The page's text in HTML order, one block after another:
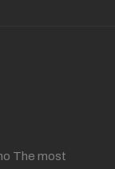
The most